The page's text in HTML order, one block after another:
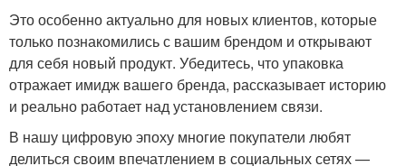
Это особенно актуально для новых клиентов, которые
только познакомились с вашим брендом и открывают
для себя новый продукт. Убедитесь, что упаковка
отражает имидж вашего бренда, рассказывает историю
и реально работает над установлением связи.
В нашу цифровую эпоху многие покупатели любят
делиться своим впечатлением в социальных сетях —